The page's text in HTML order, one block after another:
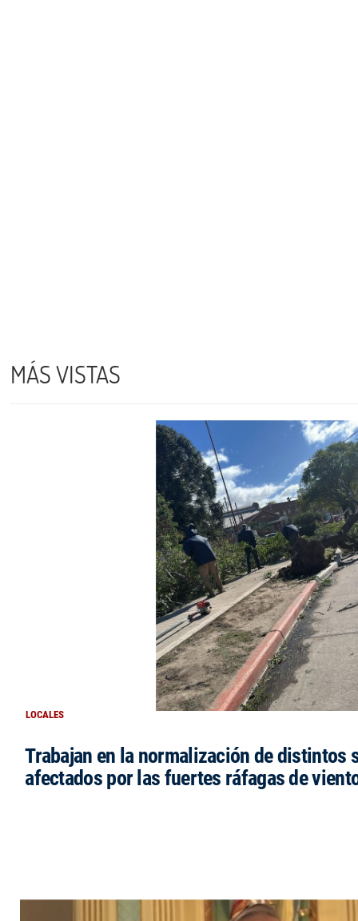
MÁS VISTAS
LOCALES
Trabajan en la normalización de distintos
afectados por las fuertes ráfagas de